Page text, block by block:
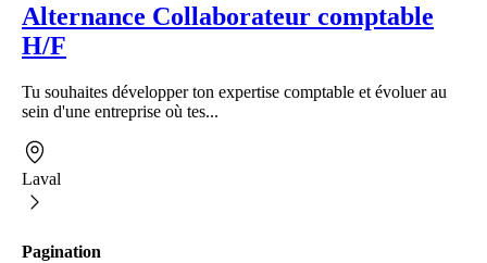
Alternance Collaborateur comptable
H/F
Tu souhaites développer ton expertise comptable et évoluer au
sein d'une entreprise où tes...
Laval
Pagination